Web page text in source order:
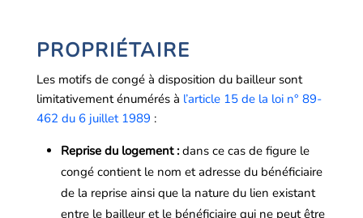
PROPRIÉTAIRE
Les motifs de congé à disposition du bailleur sont
limitativement énumérés à l’article 15 de la loi n° 89-
462 du 6 juillet 1989 :
Reprise du logement : dans ce cas de figure le
congé contient le nom et adresse du bénéficiaire
de la reprise ainsi que la nature du lien existant
entre le bailleur et le bénéficiaire qui ne peut être